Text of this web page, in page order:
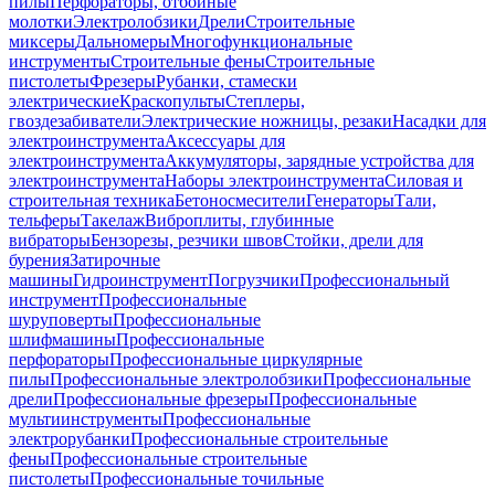
молоткиЭлектролобзикиДрелиСтроительные
миксерыДальномерыМногофункциональные
инструментыСтроительные феныСтроительные
пистолетыФрезерыРубанки, стамески
электрическиеКраскопультыСтеплеры,
гвоздезабивателиЭлектрические ножницы, резакиНасадки для
электроинструментаАксессуары для
электроинструментаАккумуляторы, зарядные устройства для
электроинструментаНаборы электроинструментаСиловая и
строительная техникаБетоносмесителиГенераторыТали,
тельферыТакелажВиброплиты, глубинные
вибраторыБензорезы, резчики швовСтойки, дрели для
буренияЗатирочные
машиныГидроинструментПогрузчикиПрофессиональный
инструментПрофессиональные
шуруповертыПрофессиональные
шлифмашиныПрофессиональные
перфораторыПрофессиональные циркулярные
пилыПрофессиональные электролобзикиПрофессиональные
дрелиПрофессиональные фрезерыПрофессиональные
мультиинструментыПрофессиональные
электрорубанкиПрофессиональные строительные
феныПрофессиональные строительные
пистолетыПрофессиональные точильные